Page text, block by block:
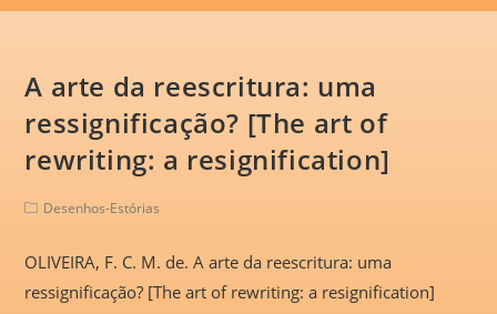
A arte da reescritura: uma
ressignificação? [The art of
rewriting: a resignification]
Desenhos-Estórias
OLIVEIRA, F. C. M. de. A arte da reescritura: uma
ressignificação? [The art of rewriting: a resignification]